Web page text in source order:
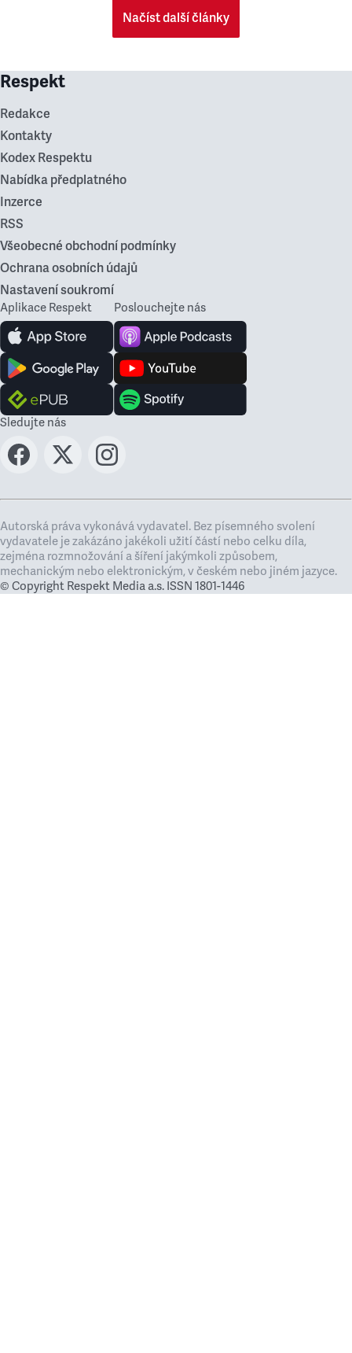
Načíst další články
Respekt
Redakce
Kontakty
Kodex Respektu
Nabídka předplatného
Inzerce
RSS
Všeobecné obchodní podmínky
Ochrana osobních údajů
Nastavení soukromí
Aplikace Respekt Poslouchejte nás
Sledujte nás
Autorská práva vykonává vydavatel. Bez písemného svolení
vydavatele je zakázáno jakékoli užití částí nebo celku díla,
zejména rozmnožování a šíření jakýmkoli způsobem,
mechanickým nebo elektronickým, v českém nebo jiném jazyce.
© Copyright Respekt Media a.s. ISSN 1801-1446